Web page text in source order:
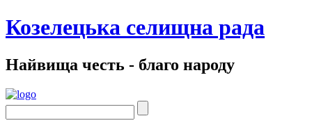
Козелецька селищна рада
Найвища честь - благо народу